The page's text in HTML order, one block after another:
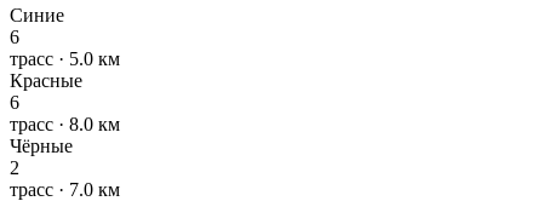
Синие
6
трасс · 5.0 км
Красные
6
трасс · 8.0 км
Чёрные
2
трасс · 7.0 км